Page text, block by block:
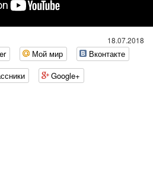
18.07.2018
Мой мир
Вконтакте
Google+